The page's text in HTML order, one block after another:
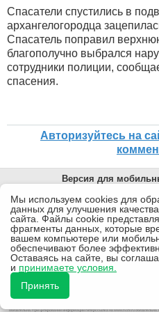
Спасатели спустились в
архангелогородца
Спасатель поправил
благополучно выбрался
сотрудники полиции,
спасения.
Авторизуйтесь на
Версия для
© 2026 Беломорканал
Joomla!is Free Software
Mobile version by
Desktop
массовых коммуникаций (Роскомнадзор). Учредитель: ООО "ТВ29". Главный
Беломорканал - новостной сайт Архангельской области: новости Северодвинска,
Все права на материалы, опубликованные на сайте, защищены в соответствии с
обязательна. При цитировании информации гиперссылка на www.tv29.ru обязательна.
Мы используем cookies для
данных для улучшения
сайта. Файлы cookie
фрагменты данных, которые
вашем компьютере или
обеспечивают более
Оставаясь на сайте, вы
и принимаете условия.
Принять